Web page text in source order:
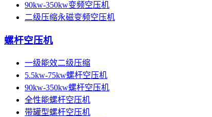
90kw-350kw变频空压机
二级压缩永磁变频空压机
螺杆空压机
一级能效二级压缩
5.5kw-75kw螺杆空压机
90kw-350kw螺杆空压机
全性能螺杆空压机
带罐型螺杆空压机